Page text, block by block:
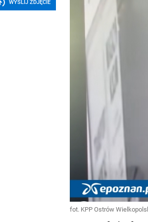
WYŚLIJ ZDJĘCIE
fot. KPP Ostrów